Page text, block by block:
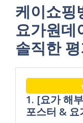
케이쇼핑
요가원데
솔직한
1. [요가 해
포스터 & 요